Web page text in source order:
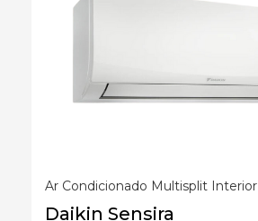
Ar Condicionado Multisplit Interior
Daikin Sensira